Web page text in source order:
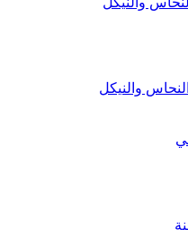
والنيكل